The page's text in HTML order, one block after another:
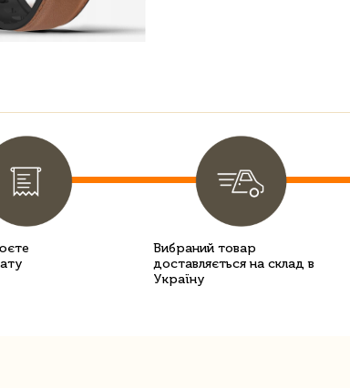
Вибраний товар
доставляється на склад в
Україну